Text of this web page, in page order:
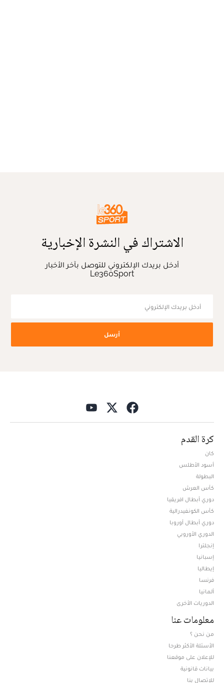
الاشتراك في النشرة الإخبارية
أدخل بريدك الإلكتروني للتوصل بآخر الأخبار
Le360Sport
أرسل
كرة القدم
كان
أسود الأطلس
البطولة
كأس العرش
دوري أبطال افريقيا
كأس الكونفيدرالية
دوري أبطال أوروبا
الدوري الأوروبي
إنجلترا
إسبانيا
إيطاليا
فرنسا
ألمانيا
الدوريات الأخرى
معلومات عنا
من نحن ؟
الأسئلة الأكثر طرحا
للإعلان على موقعنا
بيانات قانونية
للإتصال بنا